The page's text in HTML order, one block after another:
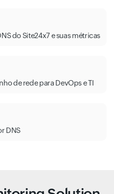
do Site24x7 e suas métricas
de rede para DevOps e TI
DNS